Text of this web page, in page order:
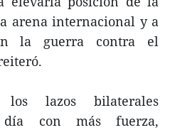
arena internacional y a
la guerra contra el
lazos bilaterales
día con más fuerza,